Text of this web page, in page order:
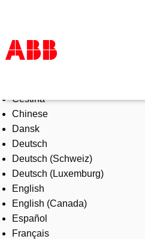
Products & Solutions
Industries
Services
About us
Where to buy
Contact us
Careers
Čeština
Chinese
Dansk
Deutsch
Deutsch (Schweiz)
Deutsch (Luxemburg)
English
English (Canada)
Español
Français